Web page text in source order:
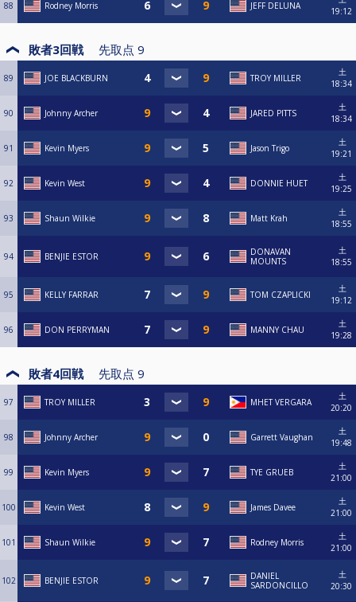
88 Rodney Morris JEFF DELUNA
19:12
敗者3回戦 先取点 9
89 JOE BLACKBURN TROY MILLER
土
18:34
90 Johnny Archer JARED PITTS
土
18:34
91 Kevin Myers Jason Trigo
土
19:21
92 Kevin West DONNIE HUET
土
19:25
93 Shaun Wilkie Matt Krah
土
18:55
94 BENJIE ESTOR
DONAVAN
MOUNTS
土
18:55
95 KELLY FARRAR TOM CZAPLICKI
土
19:12
96 DON PERRYMAN MANNY CHAU
土
19:28
敗者4回戦 先取点 9
97 TROY MILLER MHET VERGARA
土
20:20
98 Johnny Archer Garrett Vaughan
土
19:48
99 Kevin Myers TYE GRUEB
土
21:00
100 Kevin West James Davee
土
21:00
101 Shaun Wilkie Rodney Morris
土
21:00
102 BENJIE ESTOR
DANIEL
SARDONCILLO
土
20:30